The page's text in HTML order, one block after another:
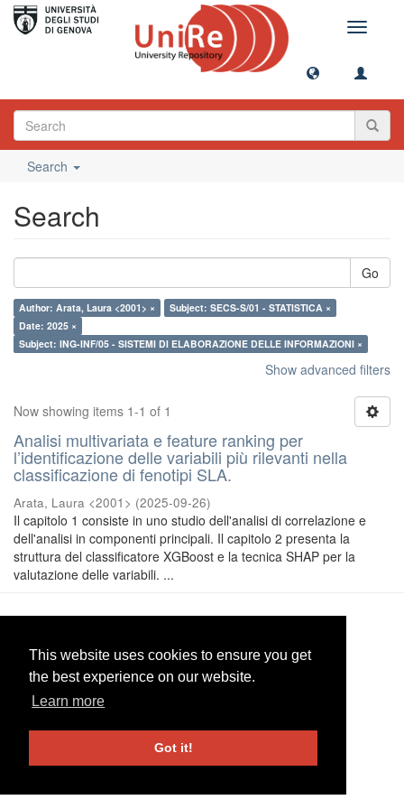
This website uses cookies to ensure you get
the best experience on our website.
Learn more
Got it!
This website uses cookies to ensure you get
the best experience on our website.
Learn more
Got it!
Toggle
Search
Search
Go
Author: Arata, Laura <2001> ×
Subject: SECS-S/01 - STATISTICA ×
Date: 2025 ×
Subject: ING-INF/05 - SISTEMI DI ELABORAZIONE DELLE INFORMAZIONI ×
Show advanced filters
Now showing items 1-1 of 1
Analisi multivariata e feature ranking per
l’identificazione delle variabili più rilevanti nella
classificazione di fenotipi SLA.
Arata, Laura <2001> (2025-09-26)
Il capitolo 1 consiste in uno studio dell'analisi di correlazione e
dell'analisi in componenti principali. Il capitolo 2 presenta la
struttura del classificatore XGBoost e la tecnica SHAP per la
valutazione delle variabili. ...
UniRe-Università degli studi di Genova|Information and